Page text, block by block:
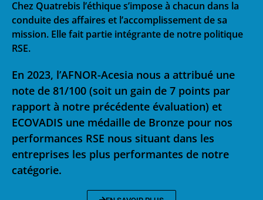
Chez Quatrebis l’éthique s’impose à chacun dans la
conduite des affaires et l’accomplissement de sa
mission. Elle fait partie intégrante de notre politique
RSE.
En 2023, l’AFNOR-Acesia nous a attribué une
note de 81/100 (soit un gain de 7 points par
rapport à notre précédente évaluation) et
ECOVADIS une médaille de Bronze pour nos
performances RSE nous situant dans les
entreprises les plus performantes de notre
catégorie.